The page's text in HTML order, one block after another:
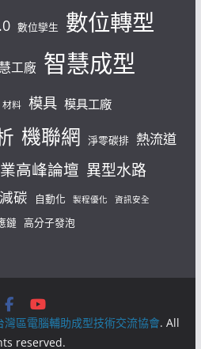
數位孿生 數位轉型
工廠 智慧成型
材料 模具 模具工廠
機聯網 淨零碳排 熱流道
高峰論壇 異型水路
碳 自動化 製程優化 資訊安全
鏈 高分子發泡
灣區電腦輔助成型技術交流協會. All
reserved.